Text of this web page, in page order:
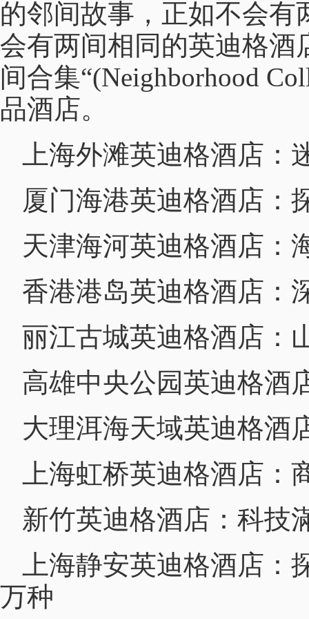
的邻间故事，正如不会
会有两间相同的英迪格酒
间合集“(Neighborhood
品酒店。
上海外滩英迪格酒店
厦门海港英迪格酒店：
天津海河英迪格酒店：
香港港岛英迪格酒店：
丽江古城英迪格酒店：
高雄中央公园英迪格酒
大理洱海天域英迪格酒
上海虹桥英迪格酒店
新竹英迪格酒店：科技
上海静安英迪格酒店
万种